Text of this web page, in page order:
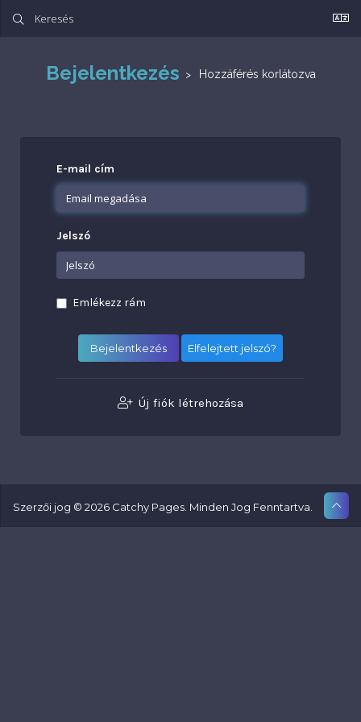
Bejelentkezés Hozzáférés korlátozva
E-mail cím
Jelszó
Emlékezz rám
Elfelejtett jelszó?
Új fiók létrehozása
Szerzői jog © 2026 Catchy Pages. Minden Jog Fenntartva.